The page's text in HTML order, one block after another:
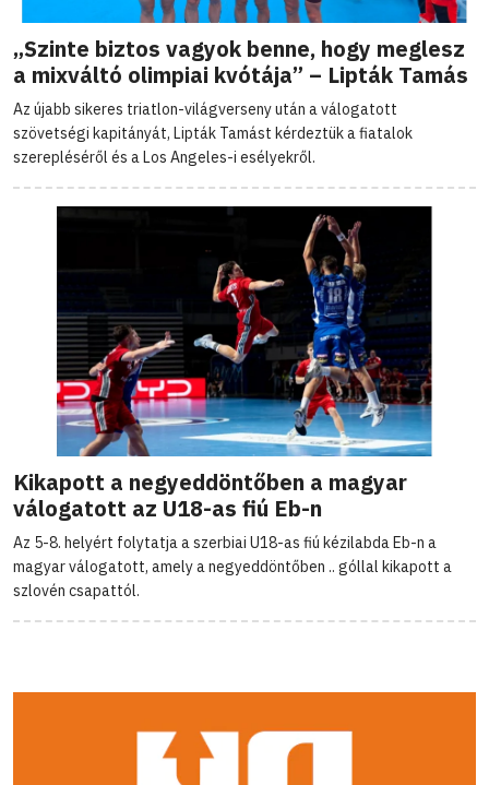
„Szinte biztos vagyok benne, hogy meglesz
a mixváltó olimpiai kvótája” – Lipták Tamás
Az újabb sikeres triatlon-világverseny után a válogatott
szövetségi kapitányát, Lipták Tamást kérdeztük a fiatalok
szerepléséről és a Los Angeles-i esélyekről.
Kikapott a negyeddöntőben a magyar
válogatott az U18-as fiú Eb-n
Az 5-8. helyért folytatja a szerbiai U18-as fiú kézilabda Eb-n a
magyar válogatott, amely a negyeddöntőben .. góllal kikapott a
szlovén csapattól.